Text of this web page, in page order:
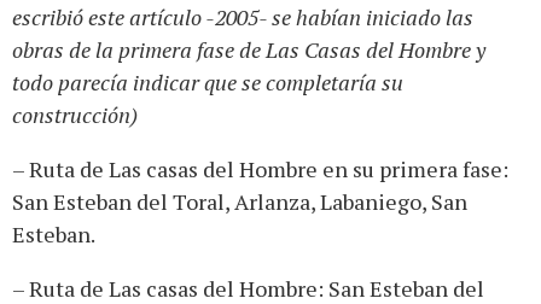
escribió este artículo -2005- se habían iniciado las
obras de la primera fase de Las Casas del Hombre y
todo parecía indicar que se completaría su
construcción)
– Ruta de Las casas del Hombre en su primera fase:
San Esteban del Toral, Arlanza, Labaniego, San
Esteban.
– Ruta de Las casas del Hombre: San Esteban del